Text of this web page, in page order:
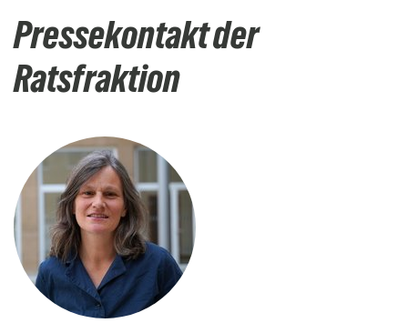
Pressekontakt der
Ratsfraktion